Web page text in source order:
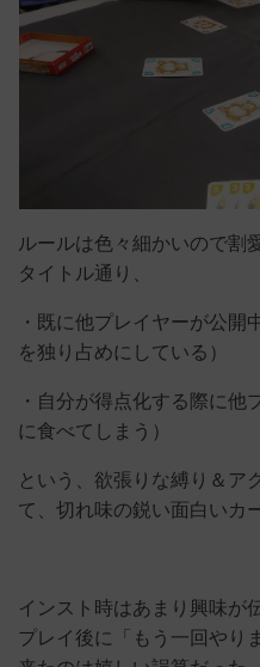
ルールは色々細かいので割
タイトル通り、
・既に他プレイヤーが公開
を独り占めにしている）
・自分が得点化する際に他
に食べてしまう）
という、欲張りな縛り＆ア
て、切れ味の鋭い面白いカ
インスト時はあまり興味が
プレイ後に「もう一回やり